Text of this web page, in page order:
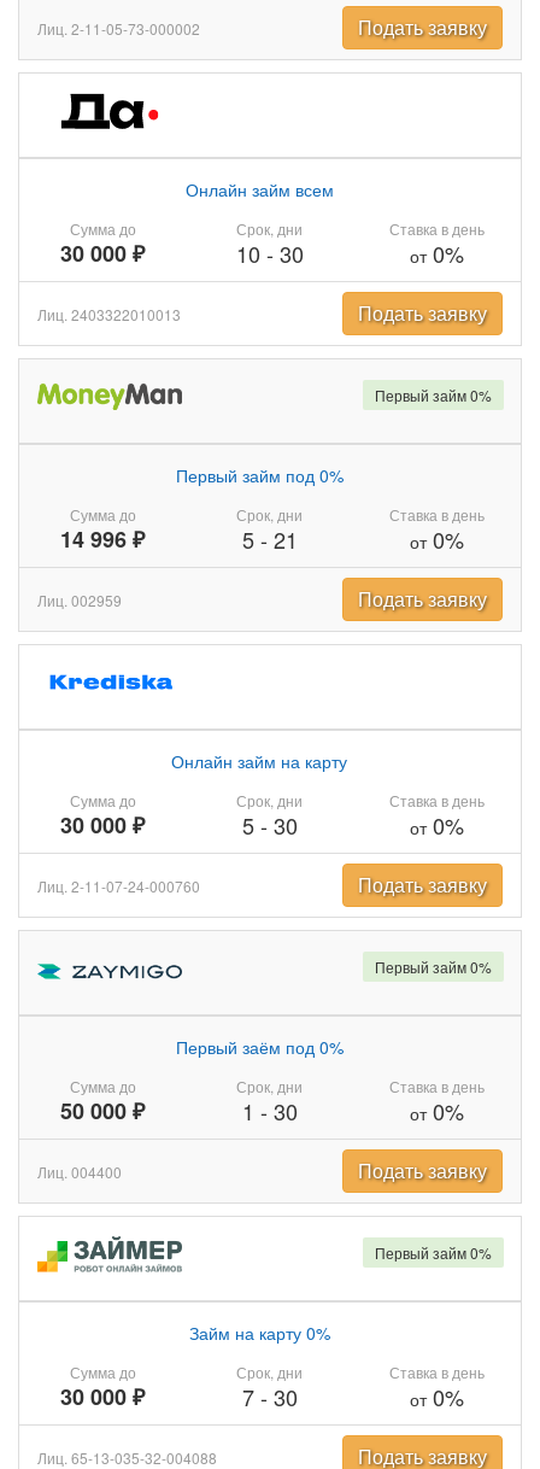
Лиц. 2-11-05-73-000002 Подать заявку
Сумма до
30 000 ₽
Онлайн займ всем
Срок, дни
10 - 30
Ставка в день
от0%
Лиц. 2403322010013 Подать заявку
Сумма до
14 996 ₽
Первый займ под 0%
Срок, дни
5- 21
Ставка в день
от0%
Первый займ 0%
Лиц. 002959 Подать заявку
Сумма до
30 000 ₽
Онлайн займ на карту
Срок, дни
5- 30
Ставка в день
от0%
Лиц. 2-11-07-24-000760 Подать заявку
Сумма до
50 000 ₽
Первый заём под 0%
Срок, дни
1 - 30
Ставка в день
от0%
Первый займ 0%
Лиц. 004400 Подать заявку
Сумма до
30 000 ₽
Займ на карту 0%
Срок, дни
7- 30
Ставка в день
от0%
Первый займ 0%
Лиц. 65-13-035-32-004088 Подать заявку